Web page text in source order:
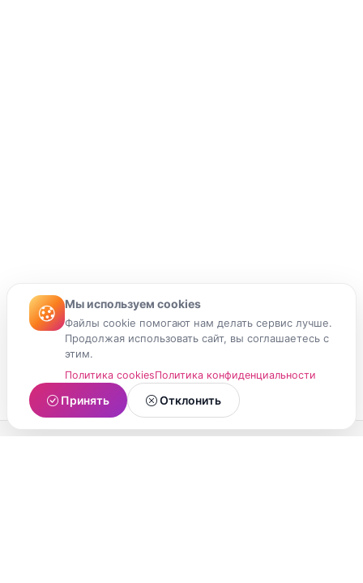
Мы используем cookies
Файлы cookie помогают нам делать сервис лучше.
Продолжая использовать сайт, вы соглашаетесь с
этим.
Политика cookiesПолитика конфиденциальности
Принять Отклонить